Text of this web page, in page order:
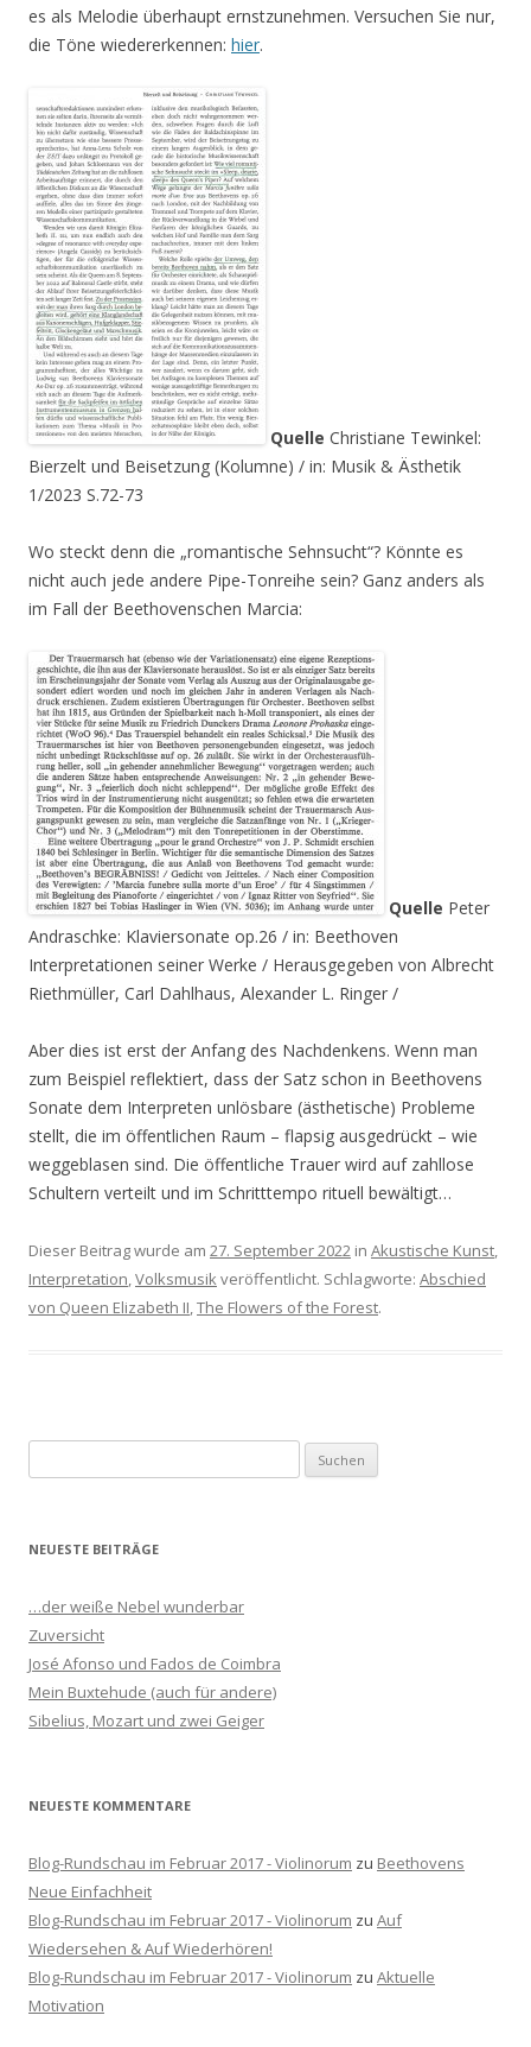
es als Melodie überhaupt ernstzunehmen. Versuchen Sie nur,
die Töne wiedererkennen: hier.
Quelle Christiane Tewinkel:
Bierzelt und Beisetzung (Kolumne) / in: Musik & Ästhetik
1/2023 S.72-73
Wo steckt denn die „romantische Sehnsucht“? Könnte es
nicht auch jede andere Pipe-Tonreihe sein? Ganz anders als
im Fall der Beethovenschen Marcia:
Quelle Peter
Andraschke: Klaviersonate op.26 / in: Beethoven
Interpretationen seiner Werke / Herausgegeben von Albrecht
Riethmüller, Carl Dahlhaus, Alexander L. Ringer /
Aber dies ist erst der Anfang des Nachdenkens. Wenn man
zum Beispiel reflektiert, dass der Satz schon in Beethovens
Sonate dem Interpreten unlösbare (ästhetische) Probleme
stellt, die im öffentlichen Raum – flapsig ausgedrückt – wie
weggeblasen sind. Die öffentliche Trauer wird auf zahllose
Schultern verteilt und im Schritttempo rituell bewältigt…
Dieser Beitrag wurde am 27. September 2022 in Akustische Kunst,
Interpretation,Volksmusikveröffentlicht. Schlagworte: Abschied
von Queen Elizabeth II,The Flowers of the Forest.
u
h
n
a
c
h
NEUESTE BEITRÄGE
…der weiße Nebel wunderbar
Zuversicht
José Afonso und Fados de Coimbra
Mein Buxtehude (auch für andere)
Sibelius, Mozart und zwei Geiger
NEUESTE KOMMENTARE
Blog-Rundschau im Februar 2017 - Violinorum zu Beethovens
Neue Einfachheit
Blog-Rundschau im Februar 2017 - Violinorum zu Auf
Wiedersehen & Auf Wiederhören!
Blog-Rundschau im Februar 2017 - Violinorum zu Aktuelle
Motivation